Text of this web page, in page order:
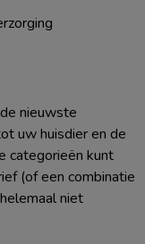
nieuwste
uw huisdier en de
categorieën kunt
(of een combinatie
niet